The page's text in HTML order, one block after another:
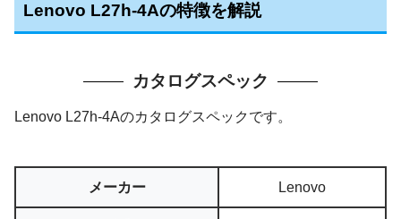
Lenovo L27h-4Aの特徴を解説
カタログスペック
Lenovo L27h-4Aのカタログスペックです。
メーカー Lenovo